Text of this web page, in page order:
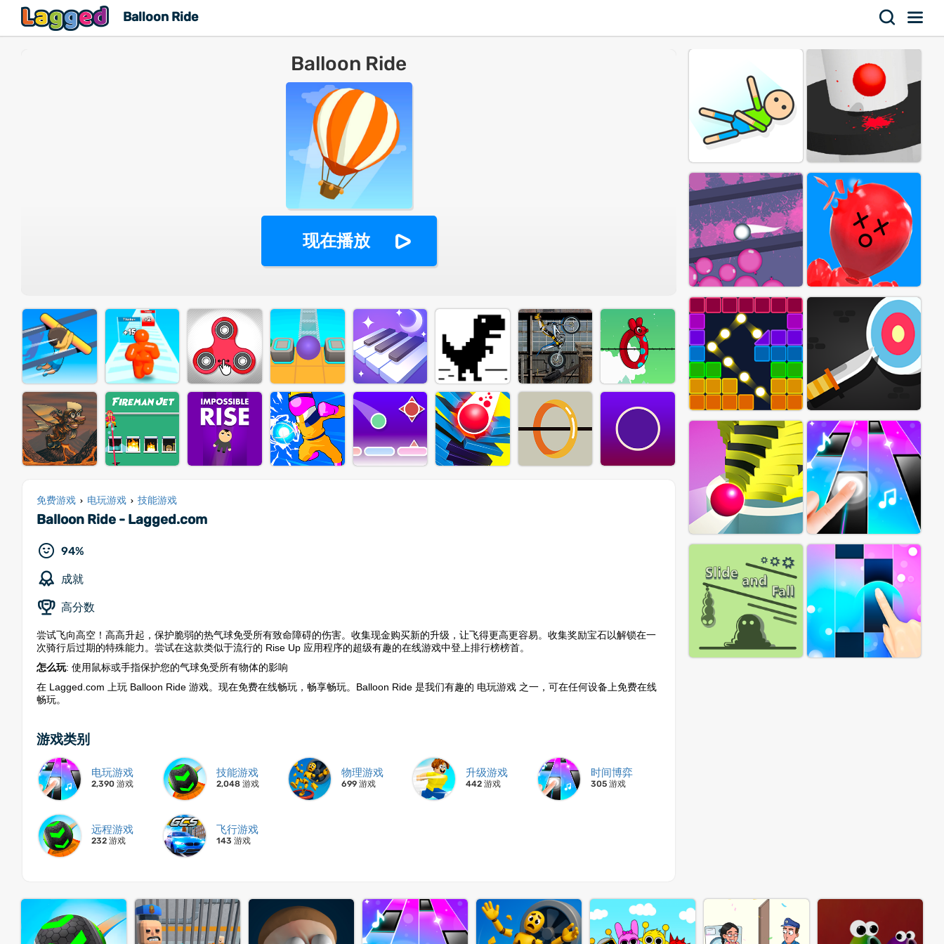
Balloon Ride
Balloon Ride
现在播放
免费游戏 › 电玩游戏 › 技能游戏
Balloon Ride - Lagged.com
94%
成就
高分数
尝试飞向高空！高高升起，保护脆弱的热气球免受所有致命障碍的伤害。收集现金购买新的升级，让飞得更高更容易。收集奖励宝石以解锁在一
次骑行后过期的特殊能力。尝试在这款类似于流行的 Rise Up 应用程序的超级有趣的在线游戏中登上排行榜榜首。
怎么玩: 使用鼠标或手指保护您的气球免受所有物体的影响
在 Lagged.com 上玩 Balloon Ride 游戏。现在免费在线畅玩，畅享畅玩。Balloon Ride 是我们有趣的 电玩游戏 之一，可在任何设备上免费在线
畅玩。
游戏类别
电玩游戏
2,390 游戏
技能游戏
2,048 游戏
物理游戏
699 游戏
升级游戏
442 游戏
时间博弈
305 游戏
远程游戏
232 游戏
飞行游戏
143 游戏